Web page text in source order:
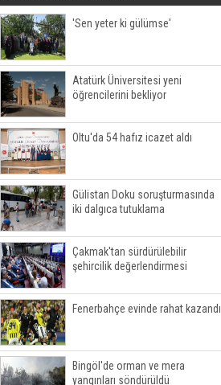
'Sen yeter ki gülümse'
Atatürk Üniversitesi yeni
öğrencilerini bekliyor
Oltu'da 54 hafız icazet aldı
Gülistan Doku soruşturmasında
iki dalgıca tutuklama
Çakmak'tan sürdürülebilir
şehircilik değerlendirmesi
Fenerbahçe evinde rahat kazandı
Bingöl'de orman ve mera
yangınları söndürüldü